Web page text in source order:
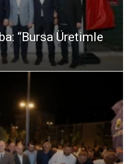
“Bursa Üretimle